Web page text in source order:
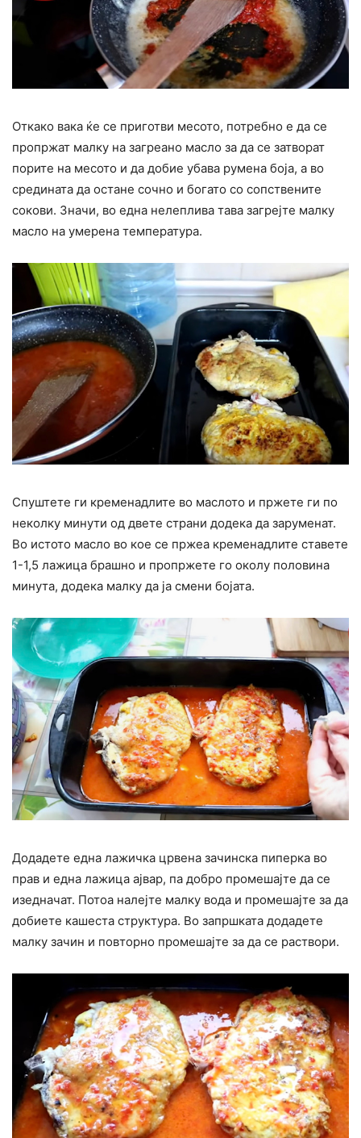
Откако вака ќе се приготви месото, потребно е да се
пропржат малку на загреано масло за да се затворат
порите на месото и да добие убава румена боја, а во
средината да остане сочно и богато со сопствените
сокови. Значи, во една нелеплива тава загрејте малку
масло на умерена температура.
Спуштете ги кременадлите во маслото и пржете ги по
неколку минути од двете страни додека да заруменат.
Во истото масло во кое се пржеа кременадлите ставете
1-1,5 лажица брашно и пропржете го околу половина
минута, додека малку да ја смени бојата.
Додадете една лажичка црвена зачинска пиперка во
прав и една лажица ајвар, па добро промешајте да се
изедначат. Потоа налејте малку вода и промешајте за да
добиете кашеста структура. Во запршката додадете
малку зачин и повторно промешајте за да се раствори.